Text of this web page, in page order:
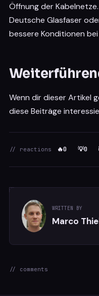
Öffnung der
Deutsche Glasfaser
bessere Konditionen
Wenn dir dieser Artikel
diese Beiträge
// reactions 🔥0 💡0
WRITTEN BY
Marco
// comments